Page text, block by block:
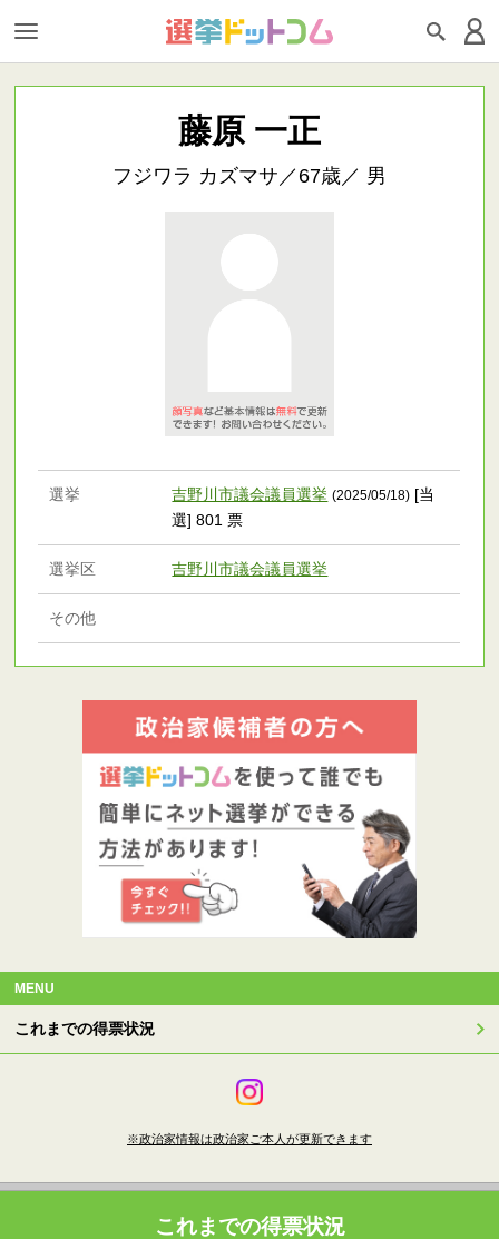
藤原 一正
フジワラ カズマサ／67歳／ 男
選挙 吉野川市議会議員選挙 (2025/05/18) [当
選] 801 票
選挙区 吉野川市議会議員選挙
その他
MENU
これまでの得票状況
※政治家情報は政治家ご本人が更新できます
これまでの得票状況